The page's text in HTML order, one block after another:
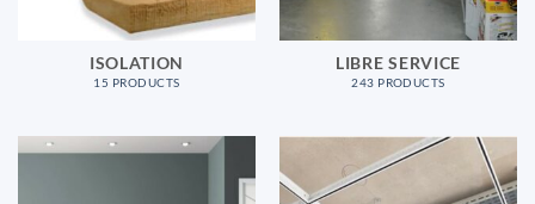
ISOLATION
15 PRODUCTS
LIBRE SERVICE
243 PRODUCTS